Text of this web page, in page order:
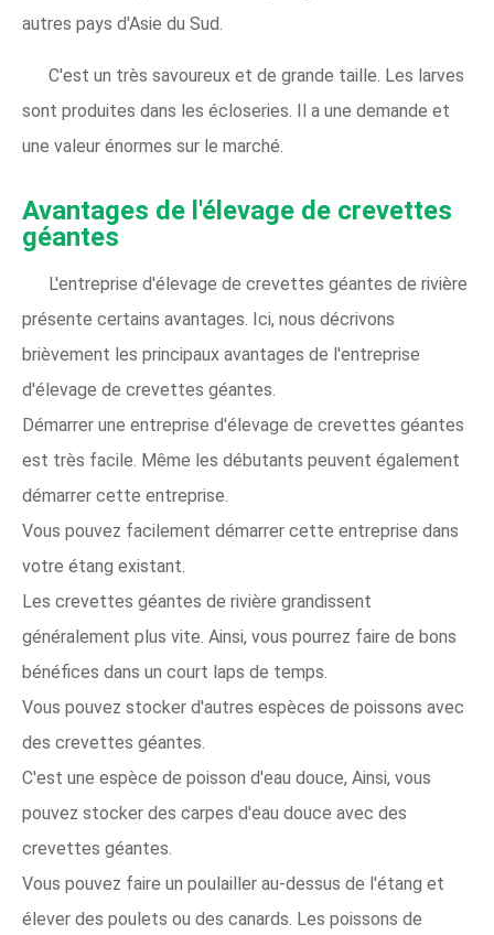
autres pays d'Asie du Sud.
C'est un très savoureux et de grande taille. Les larves
sont produites dans les écloseries. Il a une demande et
une valeur énormes sur le marché.
Avantages de l'élevage de crevettes
géantes
L'entreprise d'élevage de crevettes géantes de rivière
présente certains avantages. Ici, nous décrivons
brièvement les principaux avantages de l'entreprise
d'élevage de crevettes géantes.
Démarrer une entreprise d'élevage de crevettes géantes
est très facile. Même les débutants peuvent également
démarrer cette entreprise.
Vous pouvez facilement démarrer cette entreprise dans
votre étang existant.
Les crevettes géantes de rivière grandissent
généralement plus vite. Ainsi, vous pourrez faire de bons
bénéfices dans un court laps de temps.
Vous pouvez stocker d'autres espèces de poissons avec
des crevettes géantes.
C'est une espèce de poisson d'eau douce, Ainsi, vous
pouvez stocker des carpes d'eau douce avec des
crevettes géantes.
Vous pouvez faire un poulailler au-dessus de l'étang et
élever des poulets ou des canards. Les poissons de